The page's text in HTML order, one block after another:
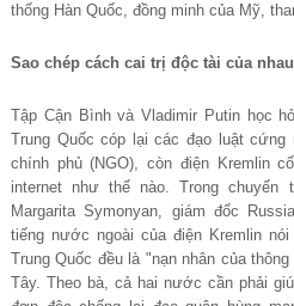
thống Hàn Quốc, đồng minh của Mỹ,
Sao chép cách cai trị độc tài của nhau
Tập Cận Bình và Vladimir Putin học
Trung Quốc cóp lại các đạo luật
chính phủ (NGO), còn điện Kremlin
internet như thế nào. Trong chuyến
Margarita Symonyan, giám đốc
tiếng nước ngoài của điện Kremlin
Trung Quốc đều là "nạn nhân của
Tây. Theo bà, cả hai nước cần phải